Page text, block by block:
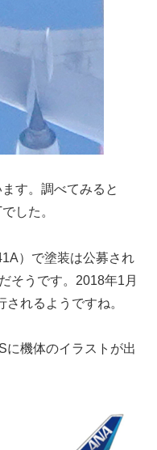
す。調べてみると
した。
）で塗装は公募され
そうです。2018年1月
れるようですね。
に機体のイラストが出